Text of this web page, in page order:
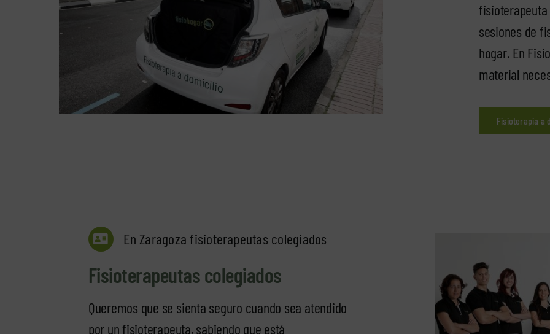
sesiones de
hogar. En
material
Fisioterapia a
En Zaragoza fisioterapeutas colegiados
Fisioterapeutas colegiados
Queremos que se sienta seguro cuando sea atendido
por un fisioterapeuta, sabiendo que está